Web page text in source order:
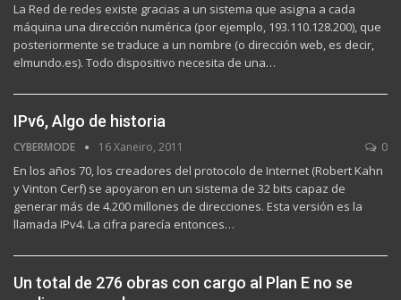
La Red de redes existe gracias a un sistema que asigna a cada
máquina una dirección numérica (por ejemplo, 193.110.128.200), que
posteriormente se traduce a un nombre (o dirección web, es decir,
elmundo.es). Todo dispositivo necesita de una…
IPv6, Algo de historia
CYBERMODE 16 Xaneiro, 2011 0
En los años 70, los creadores del protocolo de Internet (Robert Kahn
y Vinton Cerf) se apoyaron en un sistema de 32 bits capaz de
generar más de 4.200 millones de direcciones. Esta versión es la
llamada IPv4. La cifra parecía entonces…
Un total de 276 obras con cargo al Plan E no se